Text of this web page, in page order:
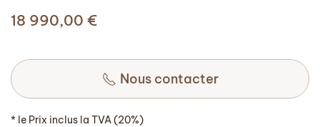
18 990,00 €
Nous contacter
* le Prix inclus la TVA (20%)